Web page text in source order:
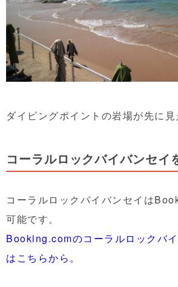
ダイビングポイントの岩場が先に見
コーラルロックバイバンセイ
コーラルロックバイバンセイは
可能です。
Booking.comのコーラルロックバ
はこちらから。